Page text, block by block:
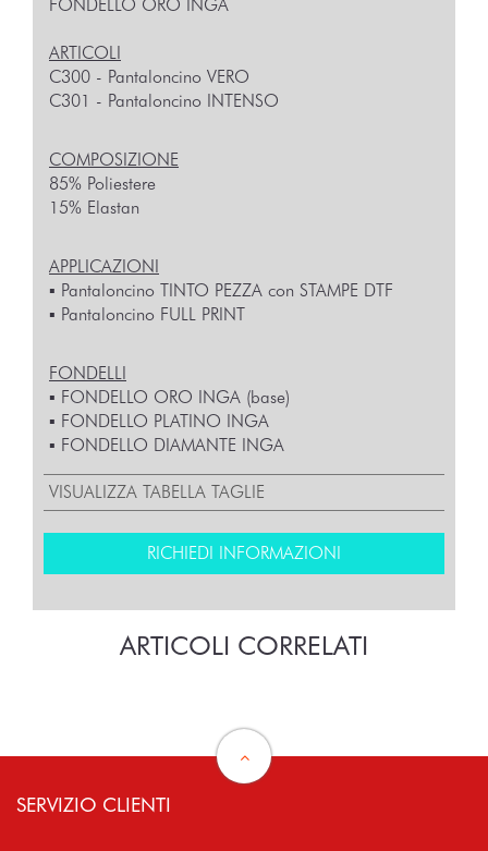
FONDELLO ORO INGA
ARTICOLI
C300 - Pantaloncino VERO
C301 - Pantaloncino INTENSO
COMPOSIZIONE
85% Poliestere
15% Elastan
APPLICAZIONI
▪︎ Pantaloncino TINTO PEZZA con STAMPE DTF
▪︎ Pantaloncino FULL PRINT
FONDELLI
▪︎ FONDELLO ORO INGA (base)
▪︎ FONDELLO PLATINO INGA
▪︎ FONDELLO DIAMANTE INGA
VISUALIZZA TABELLA TAGLIE
RICHIEDI INFORMAZIONI
ARTICOLI CORRELATI
SERVIZIO CLIENTI